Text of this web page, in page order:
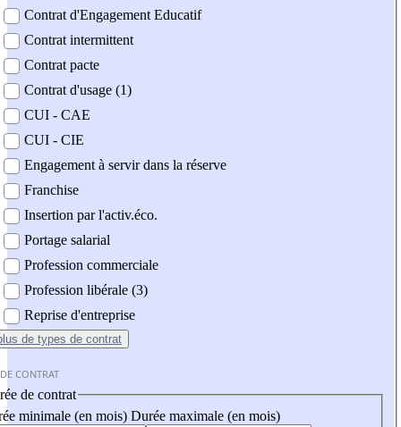
Contrat d'Engagement Educatif
Contrat intermittent
Contrat pacte
Contrat d'usage (1)
CUI - CAE
CUI - CIE
Engagement à servir dans la réserve
Franchise
Insertion par l'activ.éco.
Portage salarial
Profession commerciale
Profession libérale (3)
Reprise d'entreprise
de types de contrat
CONTRAT
de contrat
minimale (en mois) Durée maximale (en mois)